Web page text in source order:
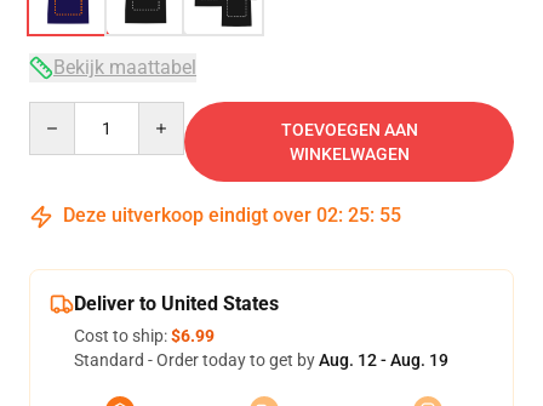
Bekijk maattabel
TOEVOEGEN AAN
WINKELWAGEN
Deze uitverkoop eindigt over 02: 25: 54
Deliver to United States
Cost to ship:$6.99
Standard - Order today to get byAug. 12 - Aug. 19